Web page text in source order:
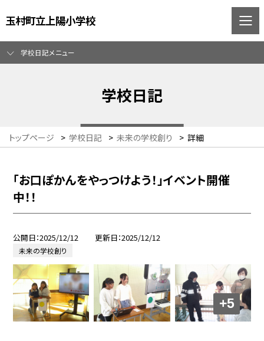
玉村町立上陽小学校
学校日記メニュー
学校日記
トップページ > 学校日記 > 未来の学校創り > 詳細
「お口ぽかんをやっつけよう！」イベント開催
中！！
公開日 2025/12/12 更新日 2025/12/12
未来の学校創り
+5